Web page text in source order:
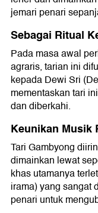
jemari penari
Sebagai Ritual
Pada masa awal
agraris, tarian ini
kepada Dewi Sri
mementaskan tari
dan diberkahi.
Keunikan Musik
Tari Gambyong
dimainkan lewat
khas utamanya
irama) yang sangat
penari untuk